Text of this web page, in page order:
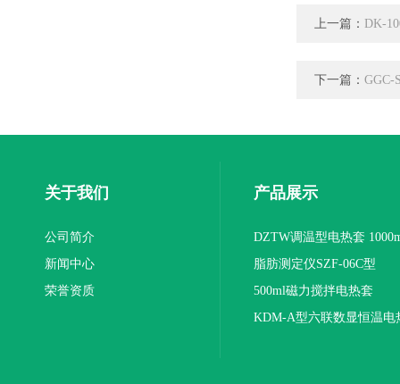
上一篇： DK-
下一篇： GGC-
关于我们
公司简介
新闻中心
荣誉资质
产品展示
DZTW调温型电热套
联
脂肪测定仪SZF-06C型
500ml磁力搅拌电热套
KDM-A型六联数显恒温电